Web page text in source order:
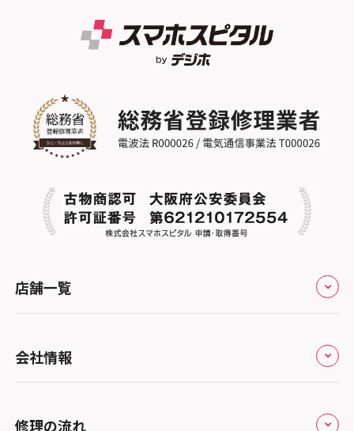
店舗一覧
北海道・東北
スマホスピタル大丸札幌
関東
会社情報
修理の流れ